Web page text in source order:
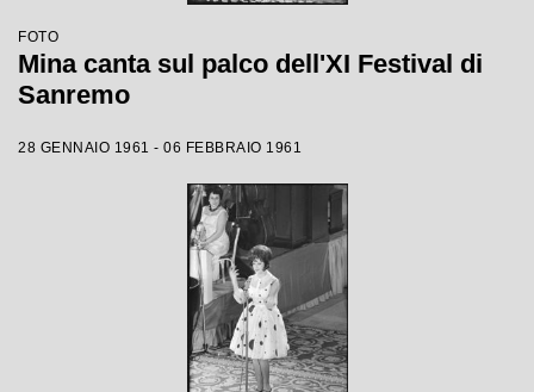
FOTO
Mina canta sul palco dell'XI Festival di
Sanremo
28 GENNAIO 1961 - 06 FEBBRAIO 1961